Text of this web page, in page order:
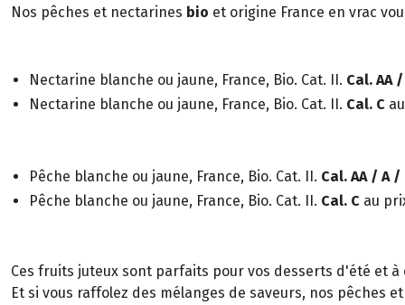
Nos pêches et nectarines bio et origine France en vrac
Nectarine blanche ou jaune, France, Bio. Cat. II. Cal. AA
Nectarine blanche ou jaune, France, Bio. Cat. II. Cal. C
Pêche blanche ou jaune, France, Bio. Cat. II. Cal. AA / A /
Pêche blanche ou jaune, France, Bio. Cat. II. Cal. C au
Ces fruits juteux sont parfaits pour vos desserts d'été et
Et si vous raffolez des mélanges de saveurs, nos pêches